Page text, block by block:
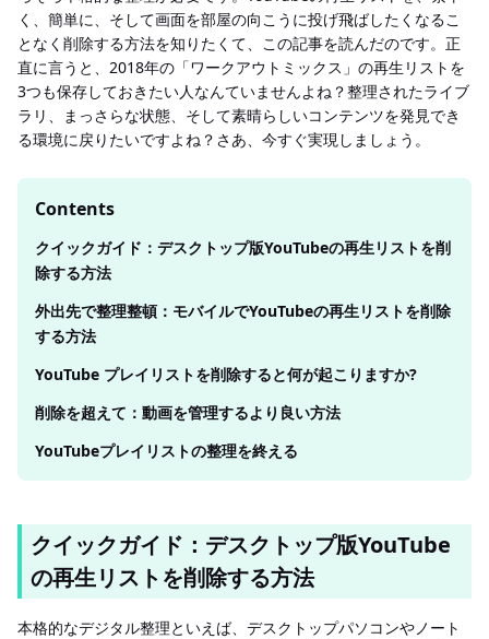
く、簡単に、そして画面を部屋の向こうに投げ飛ばしたくなるこ
となく削除する方法を知りたくて、この記事を読んだのです。正
直に言うと、2018年の「ワークアウトミックス」の再生リストを
3つも保存しておきたい人なんていませんよね？整理されたライブ
ラリ、まっさらな状態、そして素晴らしいコンテンツを発見でき
る環境に戻りたいですよね？さあ、今すぐ実現しましょう。
Contents
クイックガイド：デスクトップ版YouTubeの再生リストを削
除する方法
外出先で整理整頓：モバイルでYouTubeの再生リストを削除
する方法
YouTube プレイリストを削除すると何が起こりますか?
削除を超えて：動画を管理するより良い方法
YouTubeプレイリストの整理を終える
クイックガイド：デスクトップ版YouTube
の再生リストを削除する方法
本格的なデジタル整理といえば、デスクトップパソコンやノート